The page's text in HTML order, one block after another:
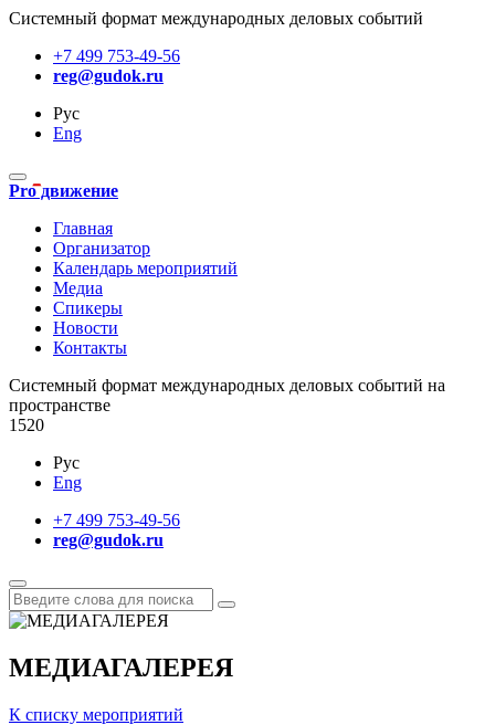
Системный формат международных деловых событий
+7 499 753-49-56
reg@gudok.ru
Рус
Eng
Pro движение
Главная
Организатор
Календарь мероприятий
Медиа
Спикеры
Новости
Контакты
Cистемный формат международных деловых событий на
пространстве
1520
Рус
Eng
+7 499 753-49-56
reg@gudok.ru
МЕДИАГАЛЕРЕЯ
К списку мероприятий